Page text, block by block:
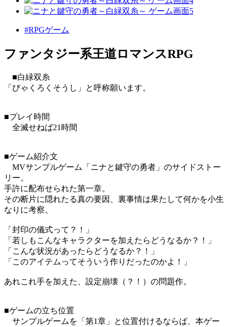
#RPGゲーム
ファンタジー系王道ロマンスRPG
■白緑双糸
「びゃくろくそうし」と呼称願います。
■プレイ時間
全滅せねば21時間
■ゲーム紹介文
MVサンプルゲーム「ニナと鍵守の勇者」のサイドストー
リー。
手許に配布せられた第一章。
その断片に隠れたる真の要因、裏事情は果たして何かを小生
なりに考察。
「封印の儀式って？！」
「若しもこんなキャラクターを加えたらどうなるか？！」
「こんな状況があったらどうなるか？！」
「このアイテムってそういう作りだったのかよ！」
あれこれ手を加えた、設定崩壊（？！）の問題作。
■ゲームの立ち位置
サンプルゲームを「第1章」と位置付けるならば、本ゲー